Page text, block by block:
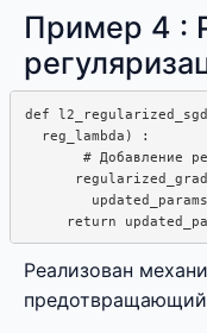
Пример 4 :
def
  reg_lambda) :
# Добавление
Реализован